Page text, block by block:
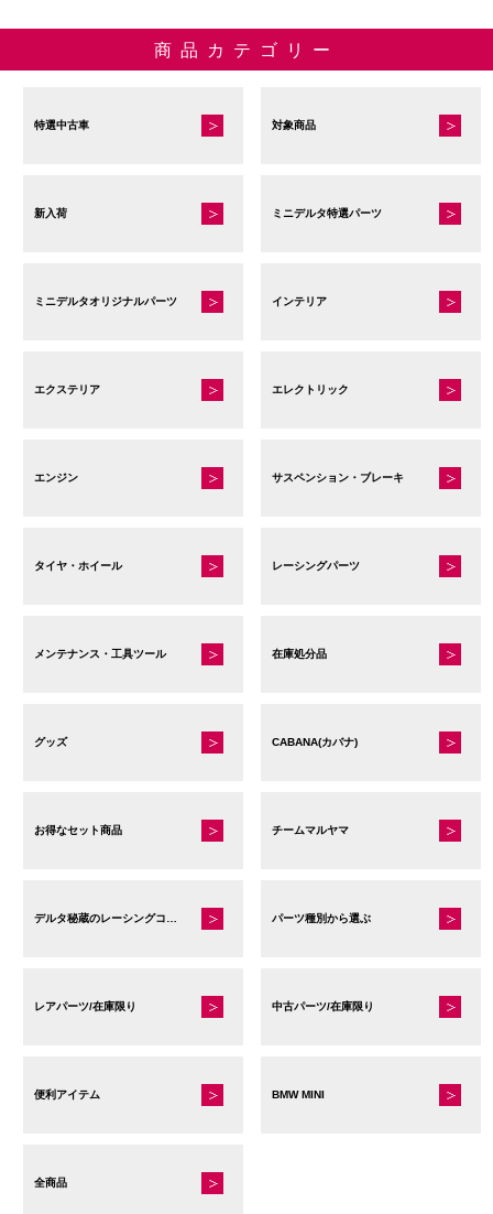
商品カテゴリー
特選中古車 対象商品
新入荷 ミニデルタ特選パーツ
ミニデルタオリジナルパーツ インテリア
エクステリア エレクトリック
エンジン サスペンション・ブレーキ
タイヤ・ホイール レーシングパーツ
メンテナンス・工具ツール 在庫処分品
グッズ CABANA(カバナ)
お得なセット商品 チームマルヤマ
パーツ種別から選ぶ
レアパーツ/在庫限り 中古パーツ/在庫限り
便利アイテム BMW MINI
全商品